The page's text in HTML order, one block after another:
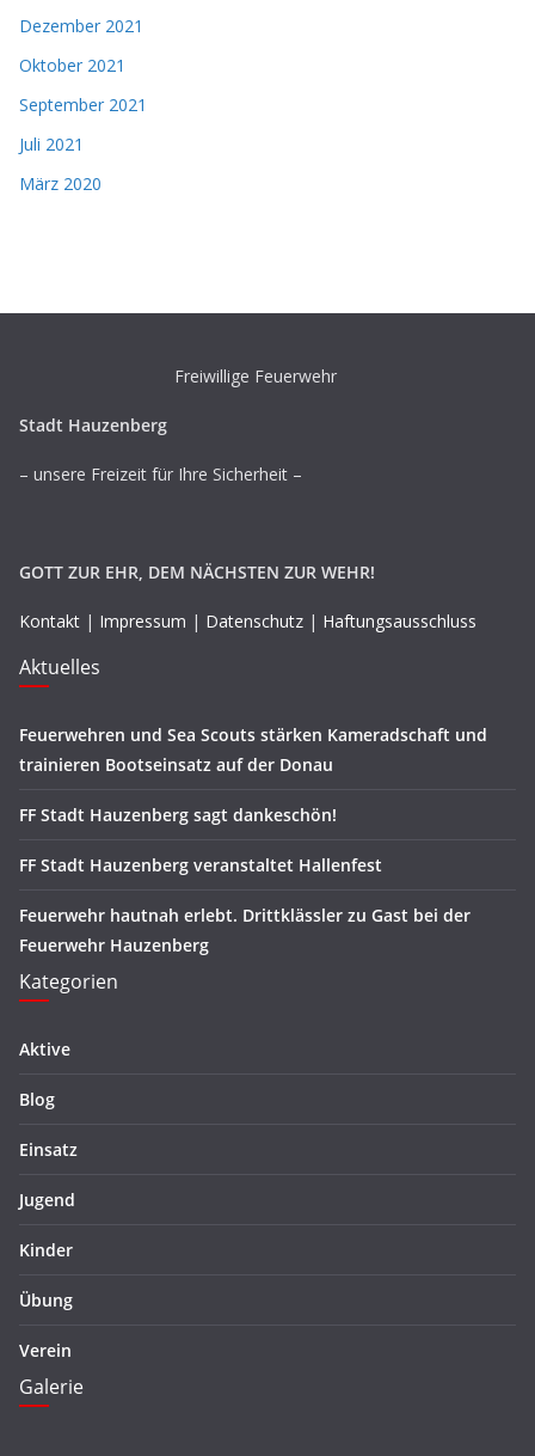
Dezember 2021
Oktober 2021
September 2021
Juli 2021
März 2020
Freiwillige Feuerwehr
Stadt Hauzenberg
– unsere Freizeit für Ihre Sicherheit –
GOTT ZUR EHR, DEM NÄCHSTEN ZUR WEHR!
Kontakt | Impressum | Datenschutz | Haftungsausschluss
Aktuelles
Feuerwehren und Sea Scouts stärken Kameradschaft und
trainieren Bootseinsatz auf der Donau
FF Stadt Hauzenberg sagt dankeschön!
FF Stadt Hauzenberg veranstaltet Hallenfest
Feuerwehr hautnah erlebt. Drittklässler zu Gast bei der
Feuerwehr Hauzenberg
Kategorien
Aktive
Blog
Einsatz
Jugend
Kinder
Übung
Verein
Galerie